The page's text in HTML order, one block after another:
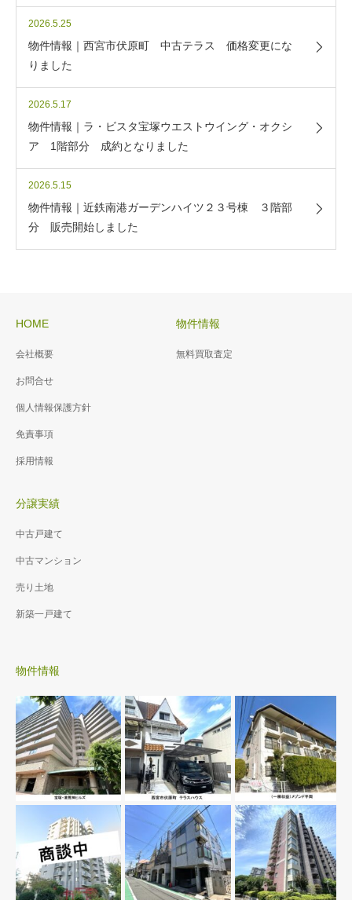
2026.5.25
物件情報｜西宮市伏原町 中古テラス 価格変更にな
りました
2026.5.17
物件情報｜ラ・ビスタ宝塚ウエストウイング・オクシ
ア 1階部分 成約となりました
2026.5.15
物件情報｜近鉄南港ガーデンハイツ２３号棟 ３階部
分 販売開始しました
HOME
会社概要
お問合せ
個人情報保護方針
免責事項
採用情報
物件情報
無料買取査定
分譲実績
中古戸建て
中古マンション
売り土地
新築一戸建て
物件情報